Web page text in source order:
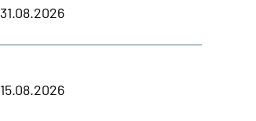
31.08.2026
15.08.2026